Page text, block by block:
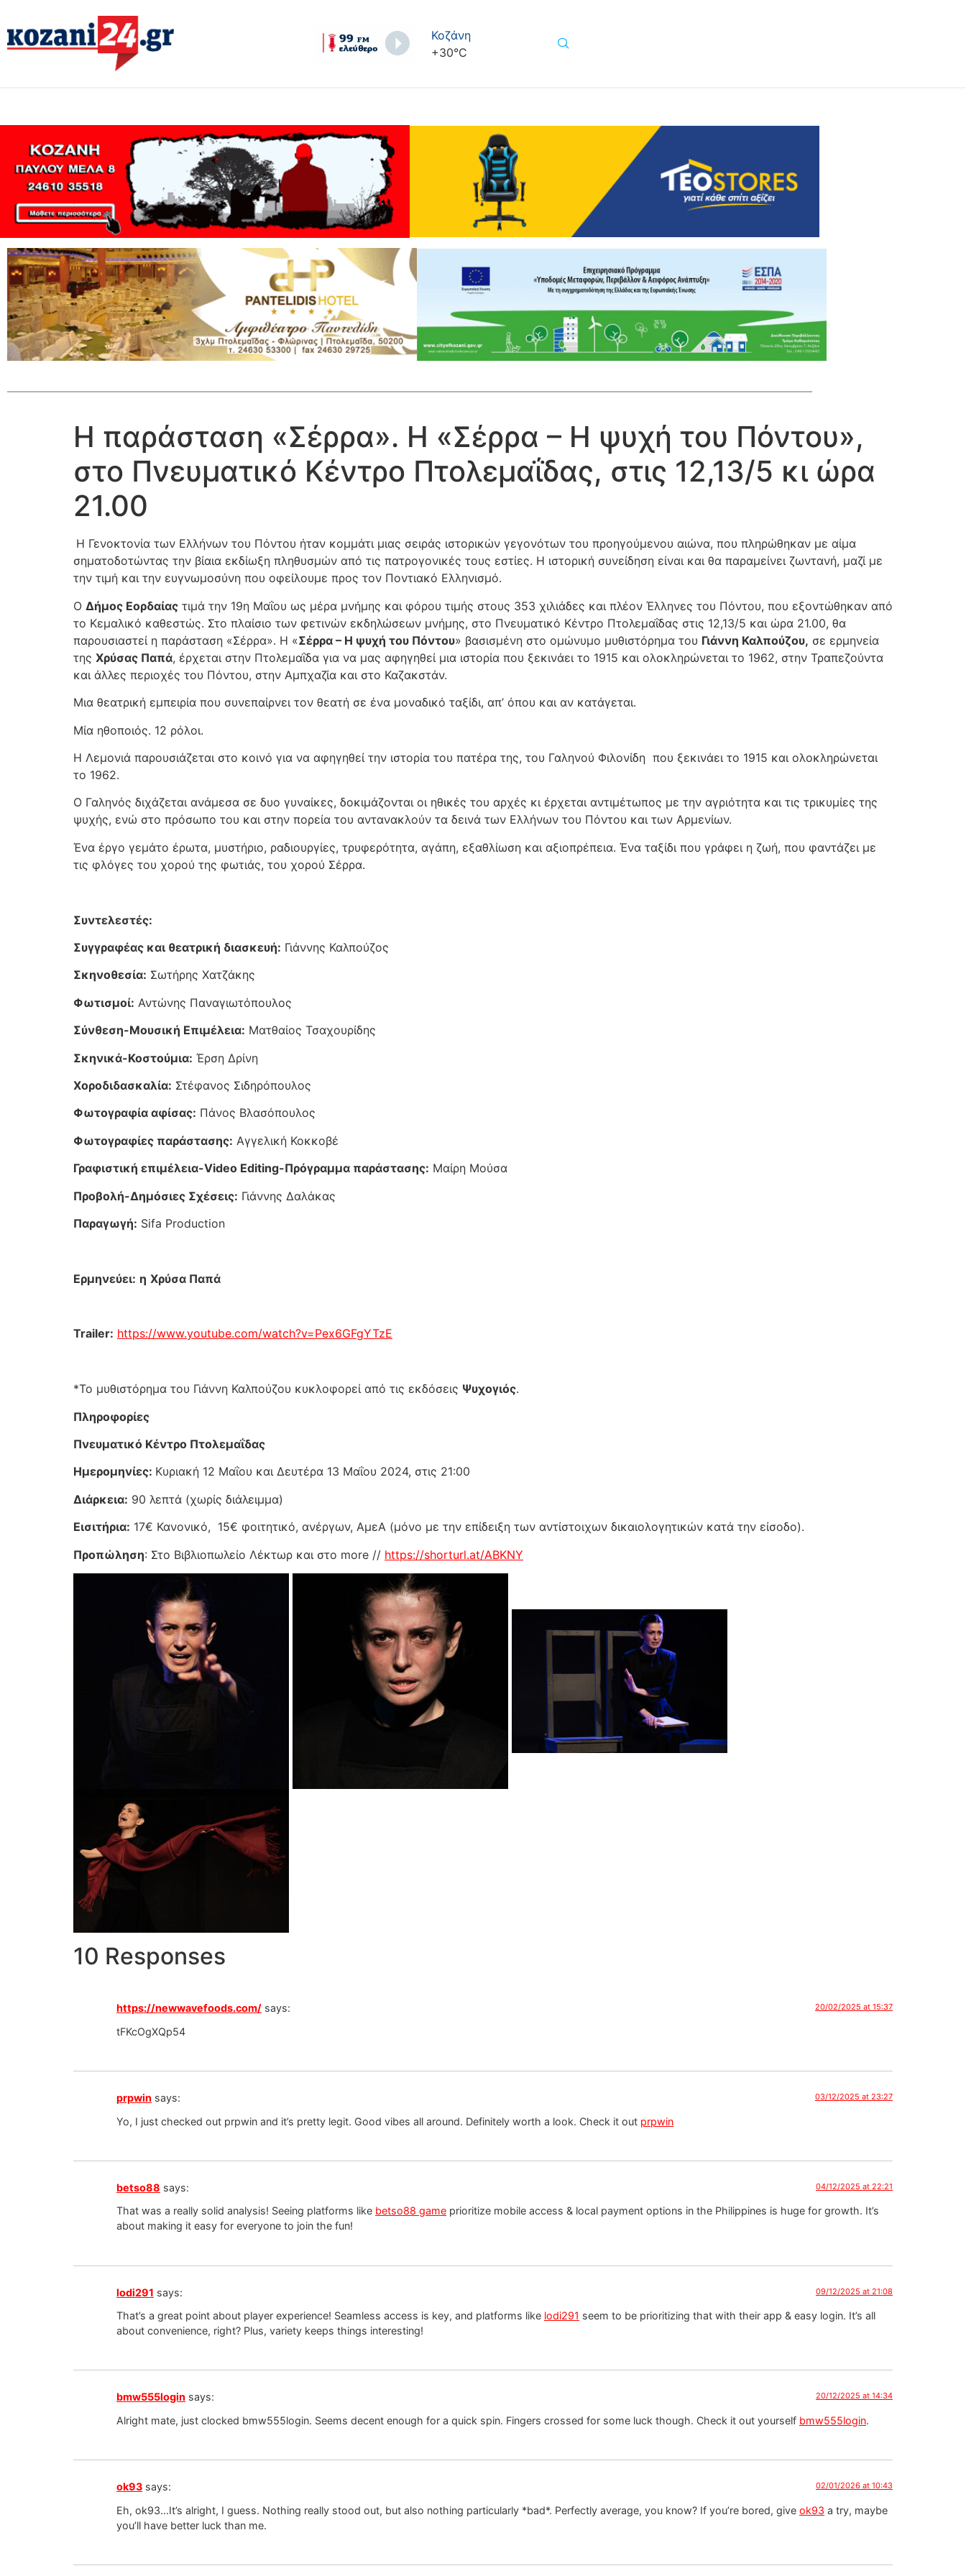
Κοζάνη
+30°C
Η παράσταση «Σέρρα». Η «Σέρρα – Η ψυχή του Πόντου»,
στο Πνευματικό Κέντρο Πτολεμαΐδας, στις 12,13/5 κι ώρα
21.00
Η Γενοκτονία των Ελλήνων του Πόντου ήταν κομμάτι μιας σειράς ιστορικών γεγονότων του προηγούμενου αιώνα, που πληρώθηκαν με αίμα
σηματοδοτώντας την βίαια εκδίωξη πληθυσμών από τις πατρογονικές τους εστίες. Η ιστορική συνείδηση είναι και θα παραμείνει ζωντανή, μαζί με
την τιμή και την ευγνωμοσύνη που οφείλουμε προς τον Ποντιακό Ελληνισμό.
Ο Δήμος Εορδαίας τιμά την 19η Μαΐου ως μέρα μνήμης και φόρου τιμής στους 353 χιλιάδες και πλέον Έλληνες του Πόντου, που εξοντώθηκαν από
το Κεμαλικό καθεστώς. Στο πλαίσιο των φετινών εκδηλώσεων μνήμης, στο Πνευματικό Κέντρο Πτολεμαΐδας στις 12,13/5 και ώρα 21.00, θα
παρουσιαστεί η παράσταση «Σέρρα». Η «Σέρρα – Η ψυχή του Πόντου» βασισμένη στο ομώνυμο μυθιστόρημα του Γιάννη Καλπούζου, σε ερμηνεία
της Χρύσας Παπά, έρχεται στην Πτολεμαΐδα για να μας αφηγηθεί μια ιστορία που ξεκινάει το 1915 και ολοκληρώνεται το 1962, στην Τραπεζούντα
και άλλες περιοχές του Πόντου, στην Αμπχαζία και στο Καζακστάν.
Μια θεατρική εμπειρία που συνεπαίρνει τον θεατή σε ένα μοναδικό ταξίδι, απ’ όπου και αν κατάγεται.
Μία ηθοποιός. 12 ρόλοι.
Η Λεμονιά παρουσιάζεται στο κοινό για να αφηγηθεί την ιστορία του πατέρα της, του Γαληνού Φιλονίδη που ξεκινάει το 1915 και ολοκληρώνεται
το 1962.
Ο Γαληνός διχάζεται ανάμεσα σε δυο γυναίκες, δοκιμάζονται οι ηθικές του αρχές κι έρχεται αντιμέτωπος με την αγριότητα και τις τρικυμίες της
ψυχής, ενώ στο πρόσωπο του και στην πορεία του αντανακλούν τα δεινά των Ελλήνων του Πόντου και των Αρμενίων.
Ένα έργο γεμάτο έρωτα, μυστήριο, ραδιουργίες, τρυφερότητα, αγάπη, εξαθλίωση και αξιοπρέπεια. Ένα ταξίδι που γράφει η ζωή, που φαντάζει με
τις φλόγες του χορού της φωτιάς, του χορού Σέρρα.
Συντελεστές:
Συγγραφέας και θεατρική διασκευή: Γιάννης Καλπούζος
Σκηνοθεσία: Σωτήρης Χατζάκης
Φωτισμοί: Αντώνης Παναγιωτόπουλος
Σύνθεση-Μουσική Επιμέλεια: Ματθαίος Τσαχουρίδης
Σκηνικά-Κοστούμια: Έρση Δρίνη
Χοροδιδασκαλία: Στέφανος Σιδηρόπουλος
Φωτογραφία αφίσας: Πάνος Βλασόπουλος
Φωτογραφίες παράστασης: Αγγελική Κοκκοβέ
Γραφιστική επιμέλεια-Video Editing-Πρόγραμμα παράστασης: Μαίρη Μούσα
Προβολή-Δημόσιες Σχέσεις: Γιάννης Δαλάκας
Παραγωγή: Sifa Production
Ερμηνεύει: η Χρύσα Παπά
Trailer: https://www.youtube.com/watch?v=Pex6GFgYTzE
*Το μυθιστόρημα του Γιάννη Καλπούζου κυκλοφορεί από τις εκδόσεις Ψυχογιός.
Πληροφορίες
Πνευματικό Κέντρο Πτολεμαΐδας
Ημερομηνίες: Κυριακή 12 Μαΐου και Δευτέρα 13 Μαΐου 2024, στις 21:00
Διάρκεια: 90 λεπτά (χωρίς διάλειμμα)
Εισιτήρια: 17€ Κανονικό, 15€ φοιτητικό, ανέργων, ΑμεΑ (μόνο με την επίδειξη των αντίστοιχων δικαιολογητικών κατά την είσοδο).
Προπώληση: Στο Βιβλιοπωλείο Λέκτωρ και στο more // https://shorturl.at/ABKNY
10 Responses
https://newwavefoods.com/ says: 20/02/2025 at 15:37
tFKcOgXQp54
prpwin says: 03/12/2025 at 23:27
Yo, I just checked out prpwin and it’s pretty legit. Good vibes all around. Definitely worth a look. Check it out prpwin
betso88 says: 04/12/2025 at 22:21
That was a really solid analysis! Seeing platforms like betso88 game prioritize mobile access & local payment options in the Philippines is huge for growth. It’s
about making it easy for everyone to join the fun!
lodi291 says: 09/12/2025 at 21:08
That’s a great point about player experience! Seamless access is key, and platforms like lodi291 seem to be prioritizing that with their app & easy login. It’s all
about convenience, right? Plus, variety keeps things interesting!
bmw555login says: 20/12/2025 at 14:34
Alright mate, just clocked bmw555login. Seems decent enough for a quick spin. Fingers crossed for some luck though. Check it out yourself bmw555login.
ok93 says: 02/01/2026 at 10:43
Eh, ok93…It’s alright, I guess. Nothing really stood out, but also nothing particularly *bad*. Perfectly average, you know? If you’re bored, give ok93 a try, maybe
you’ll have better luck than me.